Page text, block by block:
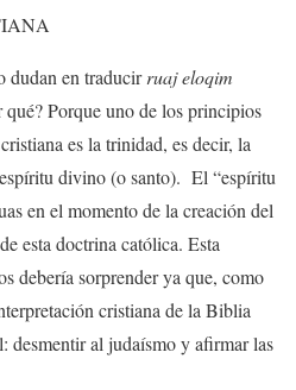
dudan en traducirruaj eloqim
qué? Porque uno de los principios
es la trinidad, es decir, la
divino (o santo). El “espíritu
en el momento de la creación del
esta doctrina católica. Esta
debería sorprender ya que, como
cristiana de la Biblia
desmentir al judaísmo y afirmar las